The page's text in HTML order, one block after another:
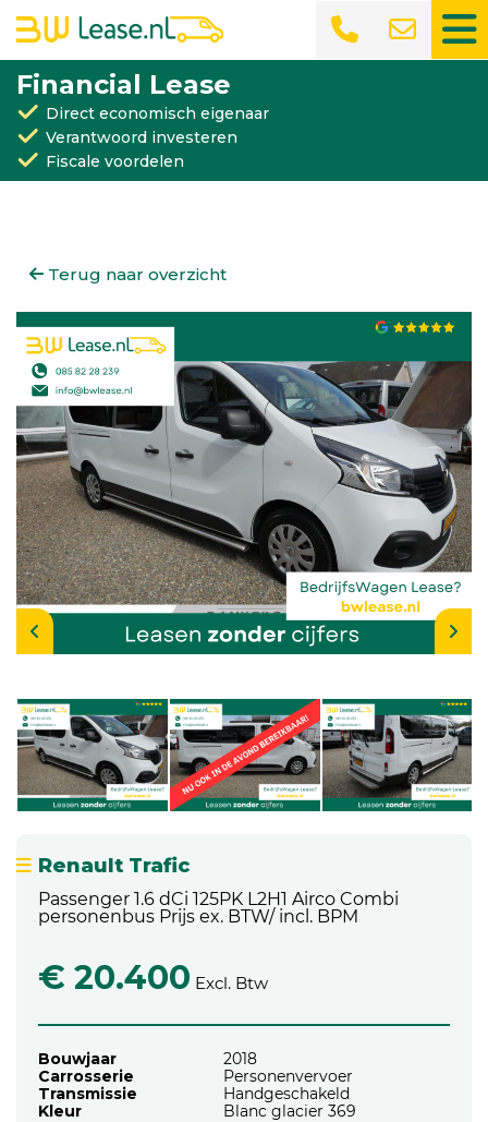
Financial Lease
Direct economisch eigenaar
Verantwoord investeren
Fiscale voordelen
Terug naar overzicht
Renault Trafic
Passenger 1.6 dCi 125PK L2H1 Airco Combi
personenbus Prijs ex. BTW/ incl. BPM
€ 20.400 Excl. Btw
Bouwjaar
2018
Carrosserie
Personenvervoer
Transmissie
Handgeschakeld
Kleur
Blanc glacier 369